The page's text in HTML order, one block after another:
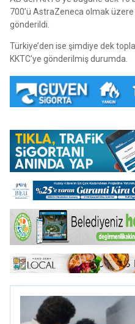
700’ü AstraZeneca olmak
gönderildi.
Türkiye’den ise şimdiye dek
KKTC’ye gönderilmiş durumda.